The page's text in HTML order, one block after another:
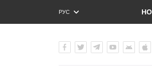
РУС
ENG